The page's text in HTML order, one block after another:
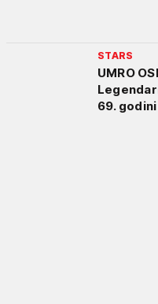
STARS
UMRO
69. godini